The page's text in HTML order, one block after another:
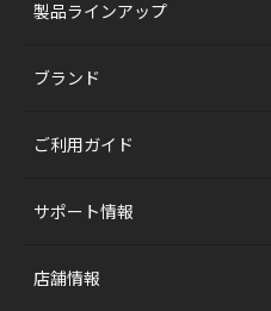
製品ラインアップ
ブランド
ご利用ガイド
サポート情報
店舗情報